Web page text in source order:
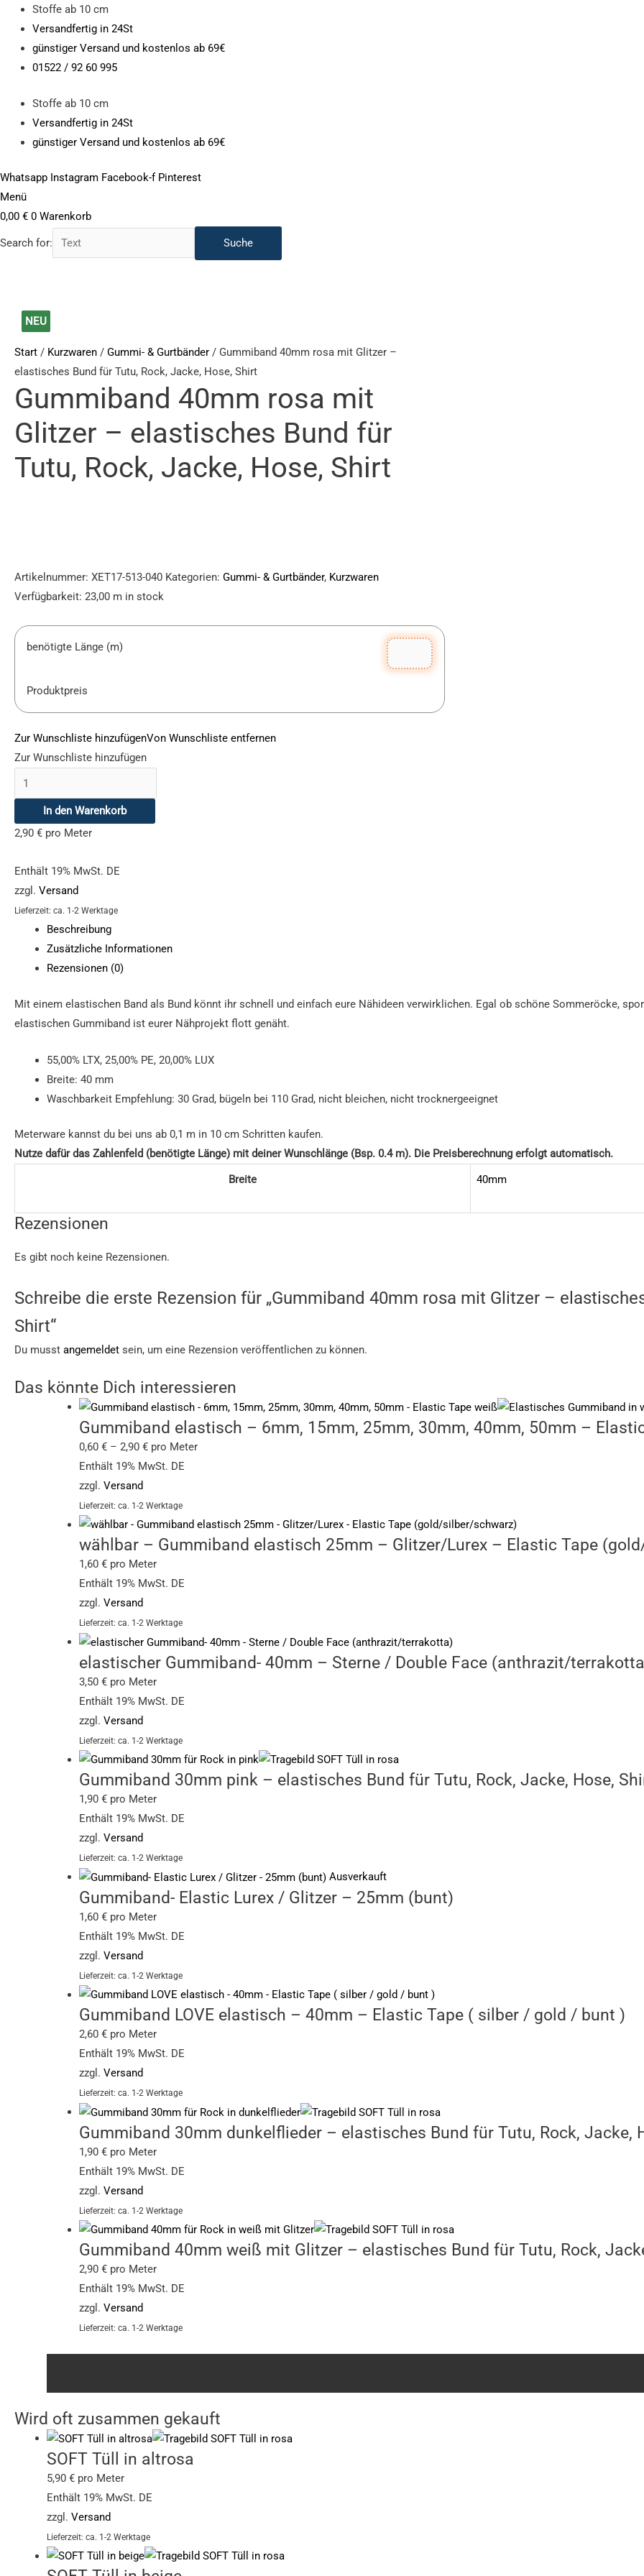
Inhalt
springen
Stoffe ab 10 cm
Versandfertig in 24St
günstiger Versand und kostenlos ab 69€
01522 / 92 60 995
Stoffe ab 10 cm
Versandfertig in 24St
günstiger Versand und kostenlos ab 69€
Whatsapp Instagram Facebook-f Pinterest
Menü
0,00 € 0 Warenkorb
Search for:
Start / Kurzwaren / Gummi- & Gurtbänder / Gummiband 40mm rosa mit Glitzer –
elastisches Bund für Tutu, Rock, Jacke, Hose, Shirt
Gummiband 40mm rosa mit
Glitzer – elastisches Bund für
Tutu, Rock, Jacke, Hose, Shirt
Artikelnummer: XET17-513-040 Kategorien: Gummi- & Gurtbänder, Kurzwaren
Verfügbarkeit: 23,00 m in stock
benötigte Länge (m)
Produktpreis
Zur Wunschliste hinzufügenVon Wunschliste entfernen
Zur Wunschliste hinzufügen
Gummiband
40mm
rosa
mit
Glitzer
elastisches
Menge
In den Warenkorb
2,90 € pro Meter
Enthält 19% MwSt. DE
zzgl. Versand
Lieferzeit: ca. 1-2 Werktage
Beschreibung
Zusätzliche Informationen
Rezensionen (0)
Mit einem elastischen Band als Bund könnt ihr schnell und einfach eure Nähideen verwirklichen. Egal ob schöne Sommeröcke,
elastischen Gummiband ist eurer Nähprojekt flott genäht.
55,00% LTX, 25,00% PE, 20,00% LUX
Breite: 40 mm
Waschbarkeit Empfehlung: 30 Grad, bügeln bei 110 Grad, nicht bleichen, nicht trocknergeeignet
Meterware kannst du bei uns ab 0,1 m in 10 cm Schritten kaufen.
Nutze dafür das Zahlenfeld (benötigte Länge) mit deiner Wunschlänge (Bsp. 0.4 m). Die Preisberechnung erfolgt automatisch.
Breite
40mm
Rezensionen
Es gibt noch keine Rezensionen.
Schreibe die erste Rezension für „Gummiband 40mm rosa mit Glitzer –
Shirt“
Du musst angemeldet sein, um eine Rezension veröffentlichen zu können.
Das könnte Dich interessieren
Gummiband elastisch – 6mm, 15mm, 25mm, 30mm, 40mm, 50mm –
0,60 € – 2,90 €
bis
2,90 €
pro Meter
Enthält 19% MwSt. DE
zzgl. Versand
Lieferzeit: ca. 1-2 Werktage
wählbar – Gummiband elastisch 25mm – Glitzer/Lurex – Elastic Tape
1,60 € pro Meter
Enthält 19% MwSt. DE
zzgl. Versand
Lieferzeit: ca. 1-2 Werktage
elastischer Gummiband- 40mm – Sterne / Double Face (anthrazit/
3,50 € pro Meter
Enthält 19% MwSt. DE
zzgl. Versand
Lieferzeit: ca. 1-2 Werktage
Gummiband 30mm pink – elastisches Bund für Tutu, Rock, Jacke, Hose,
1,90 € pro Meter
Enthält 19% MwSt. DE
zzgl. Versand
Lieferzeit: ca. 1-2 Werktage
Ausverkauft
Gummiband- Elastic Lurex / Glitzer – 25mm (bunt)
1,60 € pro Meter
Enthält 19% MwSt. DE
zzgl. Versand
Lieferzeit: ca. 1-2 Werktage
Gummiband LOVE elastisch – 40mm – Elastic Tape ( silber / gold / bunt )
2,60 € pro Meter
Enthält 19% MwSt. DE
zzgl. Versand
Lieferzeit: ca. 1-2 Werktage
Gummiband 30mm dunkelflieder – elastisches Bund für Tutu, Rock, Jacke,
1,90 € pro Meter
Enthält 19% MwSt. DE
zzgl. Versand
Lieferzeit: ca. 1-2 Werktage
Gummiband 40mm weiß mit Glitzer – elastisches Bund für Tutu, Rock,
2,90 € pro Meter
Enthält 19% MwSt. DE
zzgl. Versand
Lieferzeit: ca. 1-2 Werktage
Wird oft zusammen gekauft
NEU
SOFT Tüll in altrosa
5,90 € pro Meter
Enthält 19% MwSt. DE
zzgl. Versand
Lieferzeit: ca. 1-2 Werktage
NEU
NEU